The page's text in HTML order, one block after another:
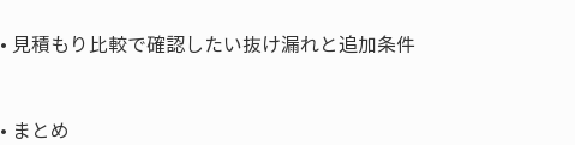
• 見積もり比較で確認したい抜け漏れと追加条件
• まとめ